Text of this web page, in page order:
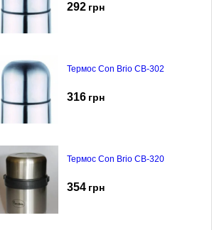
292 грн
Термос Con Brio CB-302
316 грн
Термос Con Brio CB-320
354 грн